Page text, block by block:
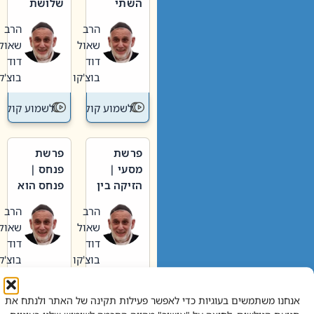
אנחנו משתמשים בעוגיות כדי לאפשר פעילות תקינה של האתר ולנתח את
וערב של
חיינו
הרב
שאול
דוד
בוצ'קו
לשמוע קול תורה – מדרש
האבות
הרב
שאול
דוד
בוצ'קו
לשמוע קול
פרשת
מסעי |
הזיקה בין
הגדול לעם הרב
שאול
דוד
בוצ'קו
לשמוע קול תורה – מדרש
פרשת
פנחס |
פנחס הוא
אליהו: בין
קנאות
הורסת
לקנאות
בונה
הרב
שאול
דוד
בוצ'קו
לשמוע קול